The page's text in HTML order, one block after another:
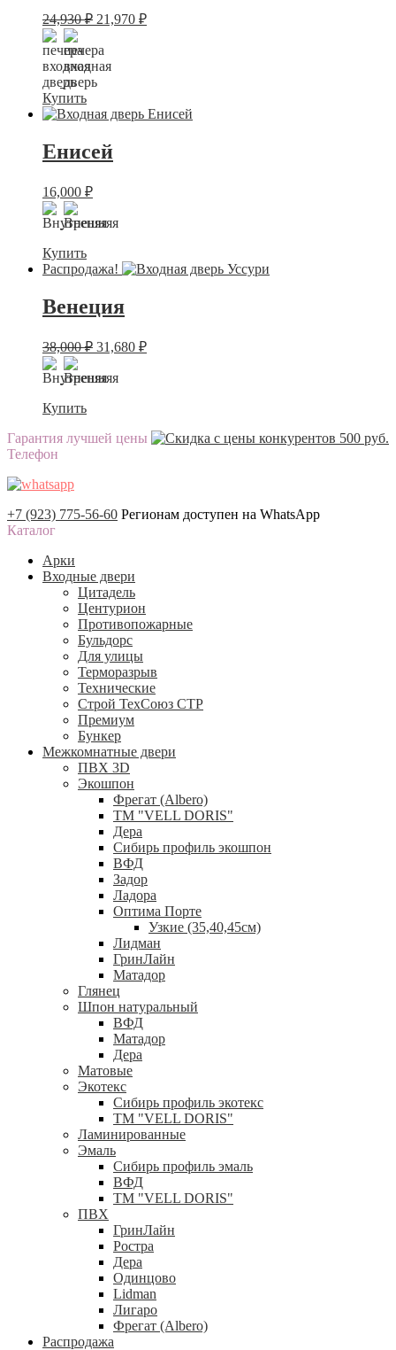
24,930₽ 21,970 ₽
Купить
Енисей
16,000 ₽
Купить
Распродажа!
Венеция
38,000₽ 31,680 ₽
Купить
Гарантия лучшей цены
Телефон
+7 (923) 775-56-60 Регионам доступен на WhatsApp
Каталог
Арки
Входные двери
Цитадель
Центурион
Противопожарные
Бульдорс
Для улицы
Терморазрыв
Технические
Строй ТехСоюз СТР
Премиум
Бункер
Межкомнатные двери
ПВХ 3D
Экошпон
Фрегат (Albero)
ТМ "VELL DORIS"
Дера
Сибирь профиль экошпон
ВФД
Задор
Ладора
Оптима Порте
Узкие (35,40,45см)
Лидман
ГринЛайн
Матадор
Глянец
Шпон натуральный
ВФД
Матадор
Дера
Матовые
Экотекс
Сибирь профиль экотекс
ТМ "VELL DORIS"
Ламинированные
Эмаль
Сибирь профиль эмаль
ВФД
ТМ "VELL DORIS"
ПВХ
ГринЛайн
Ростра
Дера
Одинцово
Lidman
Лигаро
Фрегат (Albero)
Распродажа